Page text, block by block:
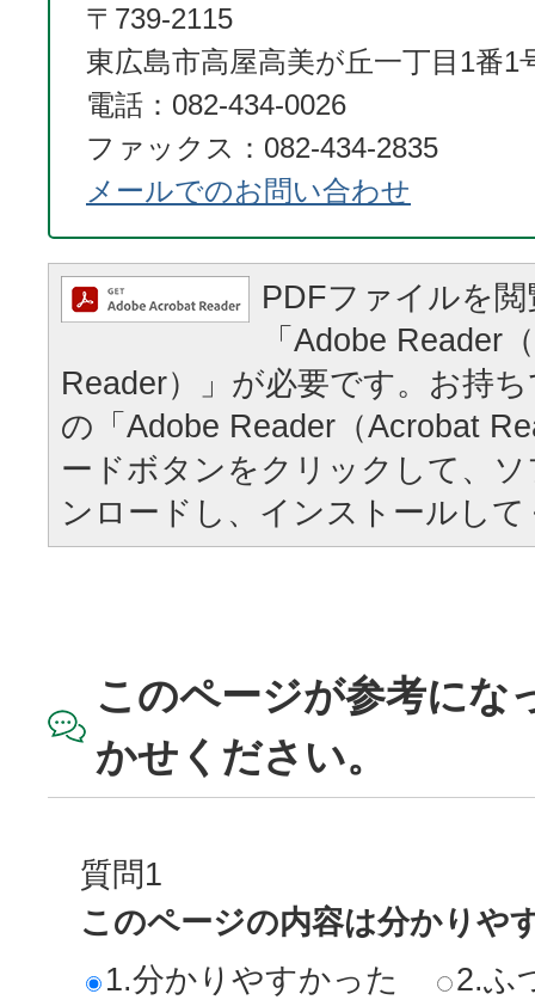
〒739-2115
東広島市高屋高美が丘一丁目1番1
電話：082-434-0026
ファックス：082-434-2835
メールでのお問い合わせ
PDFファイルを
「Adobe Reader
Reader）」が必要です。お持
の「Adobe Reader（Acrobat
ードボタンをクリックして、
ンロードし、インストールし
このページが参考にな
かせください。
質問1
このページの内容は分かりや
1.分かりやすかった
2.ふ